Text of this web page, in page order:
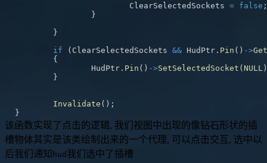
			ClearSelectedSockets
= false ;
}
}
if
( ClearSelectedSockets && HudPtr . Pin ( ) ->
{
		HudPtr
. Pin ( ) ->SetSelectedSocket (NULL )
}
Invalidate ( ) ;
}
该函数实现了点击的逻辑, 我们视图中出现的像钻石形状的插
槽物体其实是该类绘制出来的一个代理, 可以点击交互, 选中以
后我们通知 hud 我们选中了插槽